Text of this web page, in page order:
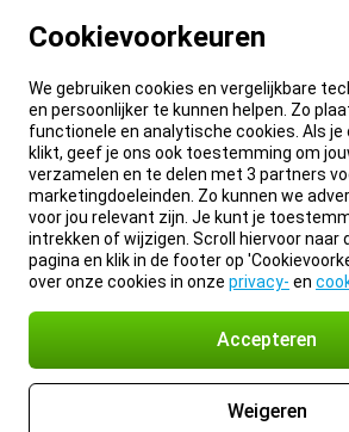
Cookievoorkeuren
We gebruiken cookies en vergelijkbare
en persoonlijker te kunnen helpen. Zo
functionele en analytische cookies. Als je
klikt, geef je ons ook toestemming om
verzamelen en te delen met 3 partners
marketingdoeleinden. Zo kunnen we
voor jou relevant zijn. Je kunt je
intrekken of wijzigen. Scroll hiervoor naar
pagina en klik in de footer op
over onze cookies in onze privacy- en
Accepteren
Weigeren